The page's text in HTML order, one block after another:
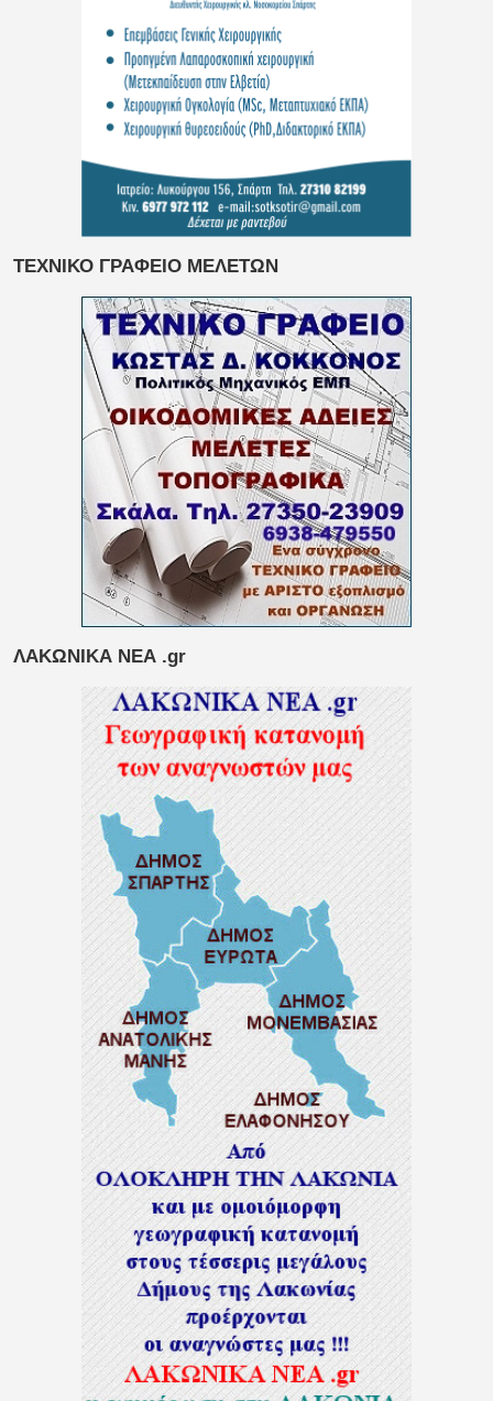
ΤΕΧΝΙΚΟ ΓΡΑΦΕΙΟ ΜΕΛΕΤΩΝ
ΛΑΚΩΝΙΚΑ ΝΕΑ .gr